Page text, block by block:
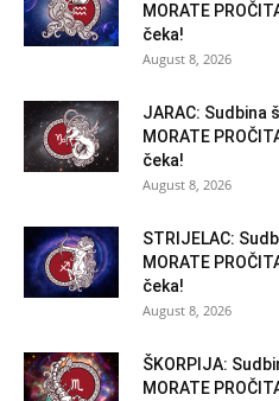
MORATE
čeka!
August 8, 2026
JARAC: Sudbina
MORATE
čeka!
August 8, 2026
STRIJELAC:
MORATE
čeka!
August 8, 2026
ŠKORPIJA:
MORATE